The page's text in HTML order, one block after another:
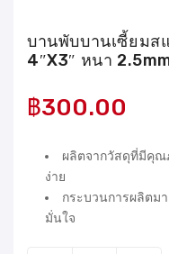
บานพับบานเซี้ยมส
4″X3″ หนา
฿300.00
ผลิตจากวัสดุที่มีคุณ
ง่าย
กระบวนการผลิตม
มั่นใจ